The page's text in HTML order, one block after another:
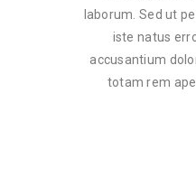
laborum. Sed ut
iste natus
accusantium
totam rem